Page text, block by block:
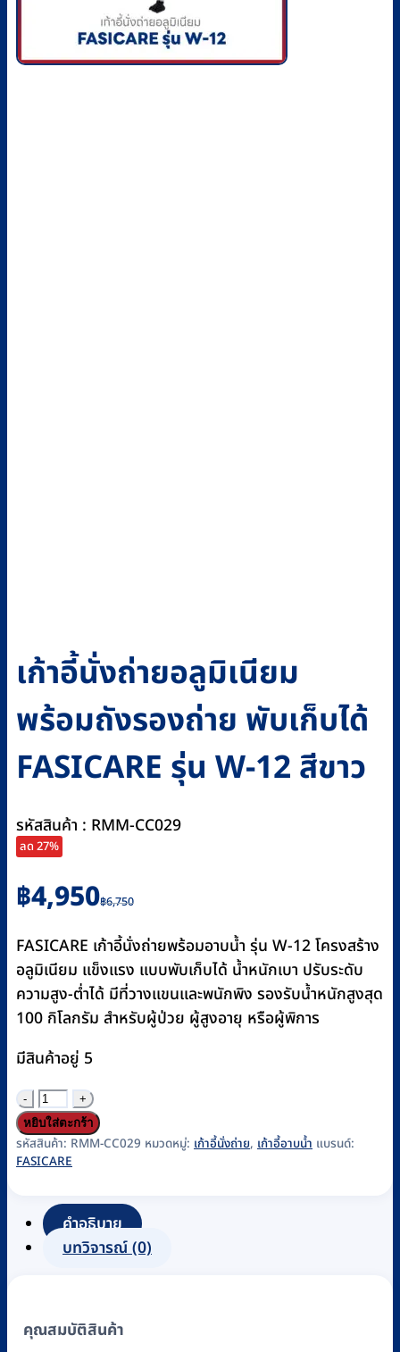
เก้าอี้นั่งถ่ายอลูมิเนียม
พร้อมถังรองถ่าย พับเก็บได้
FASICARE รุ่น W-12 สีขาว
รหัสสินค้า : RMM-CC029
ลด 27%
฿6,750
Original
price
was:
฿6,750.
฿4,950
Current
price
is:
฿4,950.
FASICARE เก้าอี้นั่งถ่ายพร้อมอาบน้ำ รุ่น W-12 โครงสร้าง
อลูมิเนียม แข็งแรง แบบพับเก็บได้ น้ำหนักเบา ปรับระดับ
ความสูง-ต่ำได้ มีที่วางแขนและพนักพิง รองรับน้ำหนักสูงสุด
100 กิโลกรัม สำหรับผู้ป่วย ผู้สูงอายุ หรือผู้พิการ
มีสินค้าอยู่ 5
จำนวน
เก้าอี้
นั่ง
ถ่าย
มิ
เนียม
ถ่าย
หยิบใส่ตะกร้า
รหัสสินค้า: RMM-CC029 หมวดหมู่: เก้าอี้นั่งถ่าย, เก้าอี้อาบน้ำ แบรนด์:
FASICARE
คำอธิบาย
บทวิจารณ์ (0)
คุณสมบัติสินค้า